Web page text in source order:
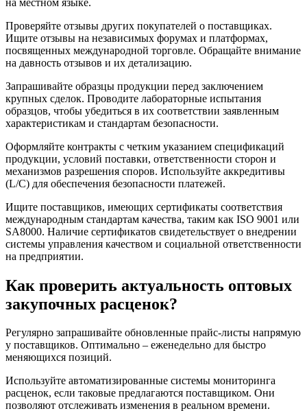
Проверяйте отзывы других покупателей о поставщиках.
Ищите отзывы на независимых форумах и платформах,
посвященных международной торговле. Обращайте внимание
на давность отзывов и их детализацию.
Запрашивайте образцы продукции перед заключением
крупных сделок. Проводите лабораторные испытания
образцов, чтобы убедиться в их соответствии заявленным
характеристикам и стандартам безопасности.
Оформляйте контракты с четким указанием спецификаций
продукции, условий поставки, ответственности сторон и
механизмов разрешения споров. Используйте аккредитивы
(L/C) для обеспечения безопасности платежей.
Ищите поставщиков, имеющих сертификаты соответствия
международным стандартам качества, таким как ISO 9001 или
SA8000. Наличие сертификатов свидетельствует о внедрении
системы управления качеством и социальной ответственности
на предприятии.
Как проверить актуальность оптовых
закупочных расценок?
Регулярно запрашивайте обновленные прайс-листы напрямую
у поставщиков. Оптимально – еженедельно для быстро
меняющихся позиций.
Используйте автоматизированные системы мониторинга
расценок, если таковые предлагаются поставщиком. Они
позволяют отслеживать изменения в реальном времени.